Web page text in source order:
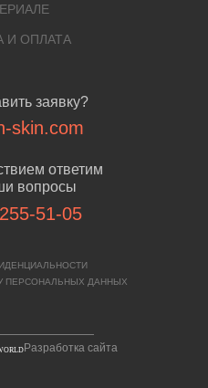
заявку?
skin.com
ответим
вопросы
51-05
ПЕРСОНАЛЬНЫХ ДАННЫХ
И ОПЛАТА
Разработка сайта